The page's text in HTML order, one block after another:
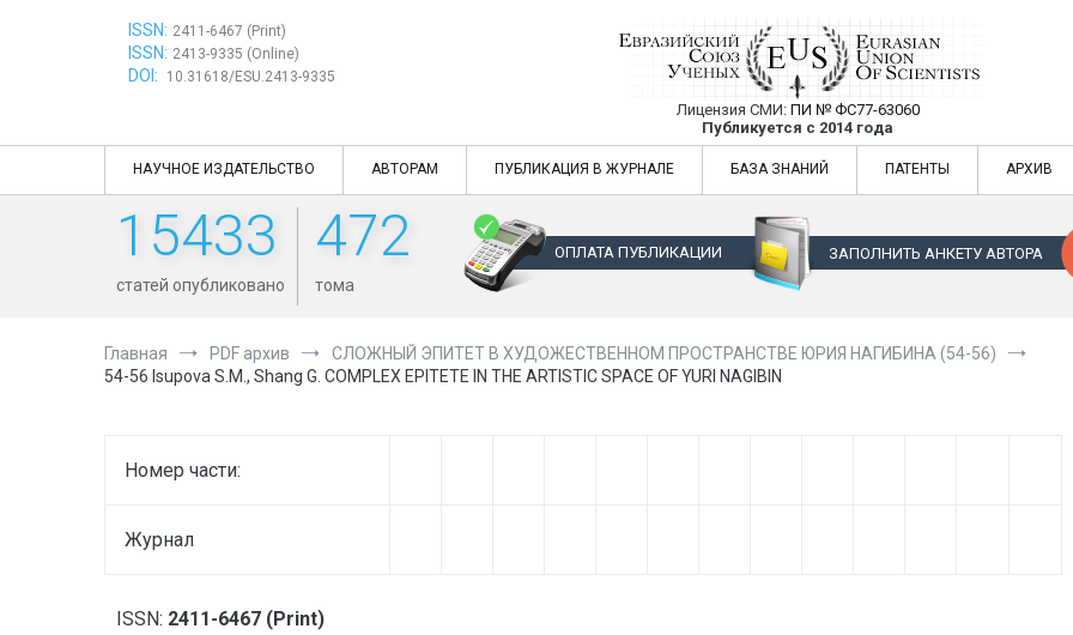
ISSN: 2411-6467 (Print)
ISSN: 2413-9335 (Online)
DOI: 10.31618/ESU.2413-9335
Евразийский Союз Ученых —
Лицензия СМИ: ПИ № ФС77-63060
Публикуется с 2014 года
Евразийский Союз Ученых — публикация научных статей в
НАУЧНОЕ ИЗДАТЕЛЬСТВО АВТОРАМ ПУБЛИКАЦИЯ В ЖУРНАЛЕ БАЗА ЗНАНИЙ ПАТЕНТЫ АРХИВ
15433
статей опубликовано
472
тома
ОПЛАТА ПУБЛИКАЦИИ ЗАПОЛНИТЬ АНКЕТУ АВТОРА
Главная PDF архив
СЛОЖНЫЙ ЭПИТЕТ В ХУДОЖЕСТВЕННОМ ПРОСТРАНСТВЕ ЮРИЯ НАГИБИНА (54-56)
54-56 Isupova S.M., Shang G. COMPLEX EPITETE IN THE ARTISTIC SPACE OF YURI NAGIBIN
Номер части:
Журнал
ISSN: 2411-6467 (Print)